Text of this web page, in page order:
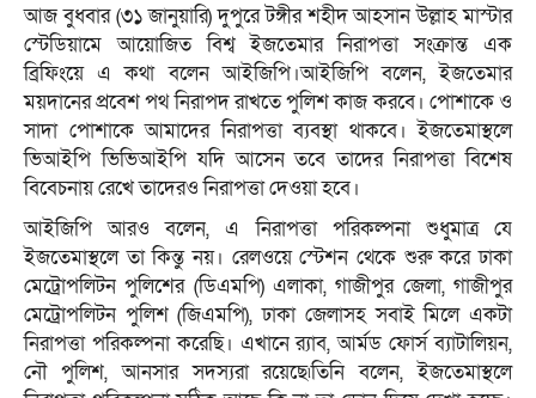
আজ বুধবার (৩১ জানুয়ারি) দুপুরে টঙ্গীর শহীদ আহসান উল্লাহ মাস্টার
স্টেডিয়ামে আয়োজিত বিশ্ব ইজতেমার নিরাপত্তা সংক্রান্ত এক
ব্রিফিংয়ে এ কথা বলেন আইজিপি।আইজিপি বলেন, ইজতেমার
ময়দানের প্রবেশ পথ নিরাপদ রাখতে পুলিশ কাজ করবে। পোশাকে ও
সাদা পোশাকে আমাদের নিরাপত্তা ব্যবস্থা থাকবে। ইজতেমাস্থলে
ভিআইপি ভিভিআইপি যদি আসেন তবে তাদের নিরাপত্তা বিশেষ
বিবেচনায় রেখে তাদেরও নিরাপত্তা দেওয়া হবে।
আইজিপি আরও বলেন, এ নিরাপত্তা পরিকল্পনা শুধুমাত্র যে
ইজতেমাস্থলে তা কিন্তু নয়। রেলওয়ে স্টেশন থেকে শুরু করে ঢাকা
মেট্রোপলিটন পুলিশের (ডিএমপি) এলাকা, গাজীপুর জেলা, গাজীপুর
মেট্রোপলিটন পুলিশ (জিএমপি), ঢাকা জেলাসহ সবাই মিলে একটা
নিরাপত্তা পরিকল্পনা করেছি। এখানে র‌্যাব, আর্মড ফোর্স ব্যাটালিয়ন,
নৌ পুলিশ, আনসার সদস্যরা রয়েছে৷তিনি বলেন, ইজতেমাস্থলে